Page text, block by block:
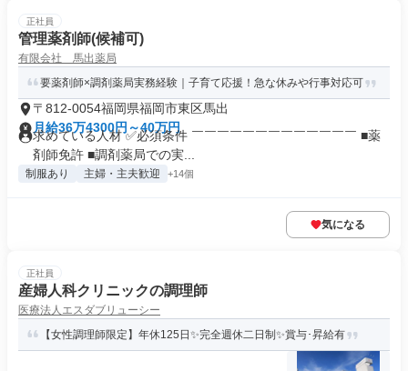
正社員
管理薬剤師(候補可)
有限会社 馬出薬局
要薬剤師×調剤薬局実務経験｜子育て応援！急な休みや行事対応可
〒812-0054福岡県福岡市東区馬出
月給36万4300円～40万円
求めている人材 ✅必須条件 ￣￣￣￣￣￣￣￣￣￣￣￣￣ ■薬
剤師免許 ■調剤薬局での実...
制服あり 主婦・主夫歓迎 +14個
気になる
正社員
産婦人科クリニックの調理師
医療法人エスダブリューシー
【女性調理師限定】年休125日✨完全週休二日制✨賞与･昇給有